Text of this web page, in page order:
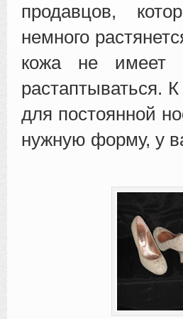
продавцов,
немного
кожа не имеет
растаптываться.
для постоянной
нужную форму, у